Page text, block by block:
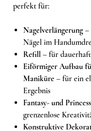
perfekt für:
Nagelverlängerung –
Nägel im
Refill – für
Eiförmiger Aufbau
Maniküre – für ein
Ergebnis
Fantasy- und
grenzenlose
Konstruktive